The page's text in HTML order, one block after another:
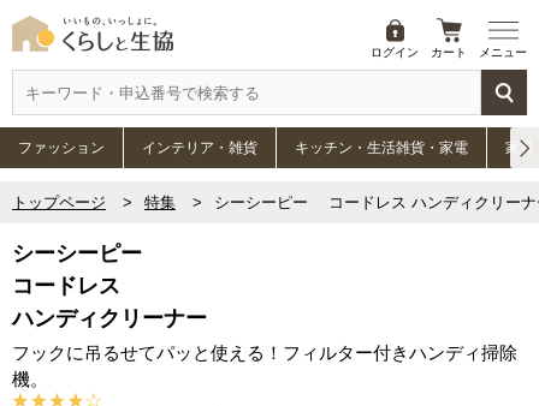
ログイン カート メニュー
ファッション インテリア・雑貨 キッチン・生活雑貨・家電 家具
トップページ 特集 シーシーピー コードレス ハンディクリーナ
シーシーピー
コードレス
ハンディクリーナー
フックに吊るせてパッと使える！フィルター付きハンディ掃除
機。